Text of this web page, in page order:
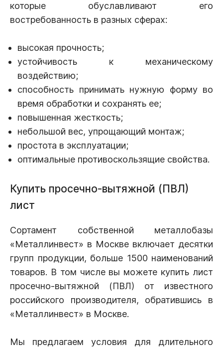
которые обуславливают его
востребованность в разных сферах:
высокая прочность;
устойчивость к механическому
воздействию;
способность принимать нужную форму во
время обработки и сохранять ее;
повышенная жесткость;
небольшой вес, упрощающий монтаж;
простота в эксплуатации;
оптимальные противоскользящие свойства.
Купить просечно-вытяжной (ПВЛ)
лист
Сортамент собственной металлобазы
«Металлинвест» в Москве включает десятки
групп продукции, больше 1500 наименований
товаров. В том числе вы можете купить лист
просечно-вытяжной (ПВЛ) от известного
российского производителя, обратившись в
«Металлинвест» в Москве.
Мы предлагаем условия для длительного